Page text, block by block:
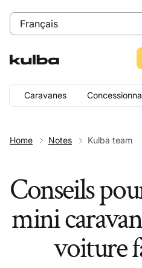
Caravanes
Home Notes Kulba team
Conseils
mini
voiture